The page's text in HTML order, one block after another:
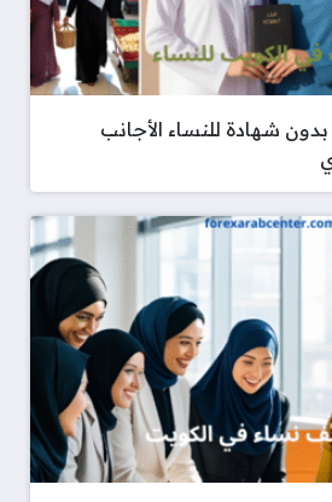
شهادة للنساء الأجانب